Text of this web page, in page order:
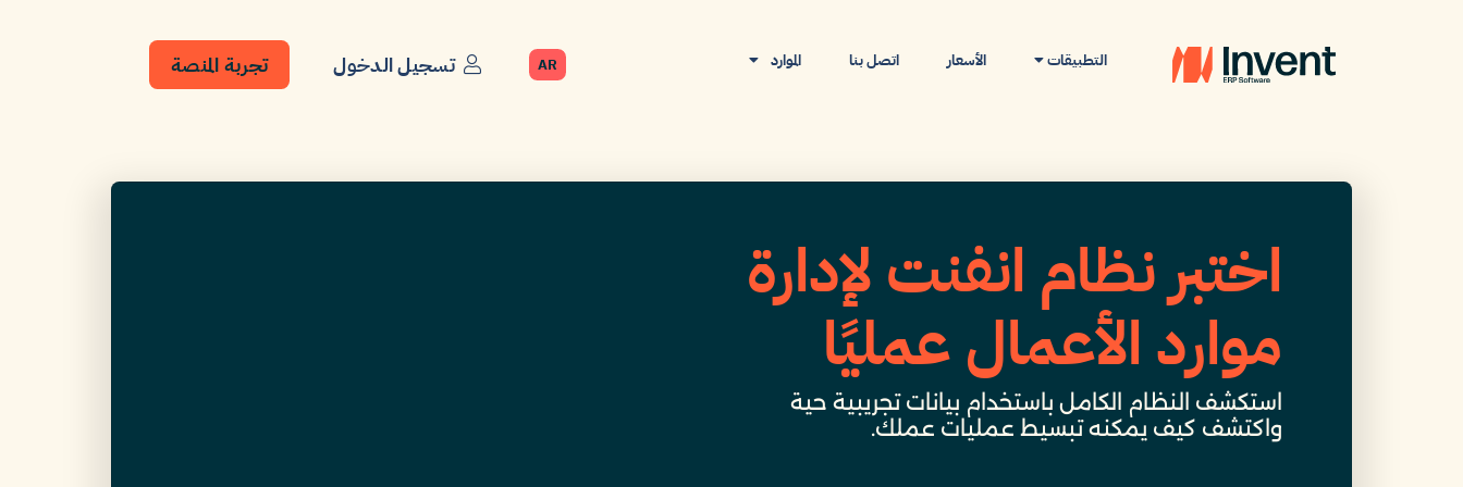
التطبيقات الأسعار اتصل بنا الموارد AR تسجيل الدخول تجربة المنصة
اختبر نظام انفنت لإدارة
موارد الأعمال عمليًا
استكشف النظام الكامل باستخدام بيانات تجريبية حية
واكتشف كيف يمكنه تبسيط عمليات عملك.